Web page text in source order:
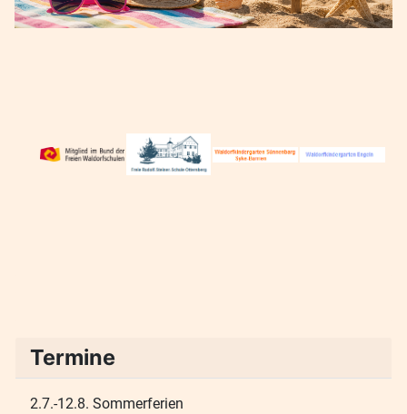
Termine
2.7.-12.8. Sommerferien